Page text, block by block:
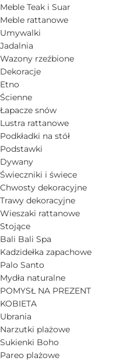
Meble Teak i Suar
Meble rattanowe
Umywalki
Jadalnia
Wazony rzeźbione
Dekoracje
Etno
Ścienne
Łapacze snów
Lustra rattanowe
Podkładki na stół
Podstawki
Dywany
Świeczniki i świece
Chwosty dekoracyjne
Trawy dekoracyjne
Wieszaki rattanowe
Stojące
Bali Bali Spa
Kadzidełka zapachowe
Palo Santo
Mydła naturalne
POMYSŁ NA PREZENT
KOBIETA
Ubrania
Narzutki plażowe
Sukienki Boho
Pareo plażowe